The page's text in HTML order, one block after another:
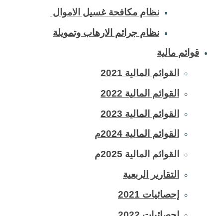
نظام مكافحة غسيل الاموال
نظام جرائم الارهاب وتمويلة
قوائم مالية
القوائم المالية 2021
القوائم المالية 2022
القوائم المالية 2023
القوائم المالية 2024م
القوائم المالية 2025م
التقارير الربعية
إحصائيات 2021